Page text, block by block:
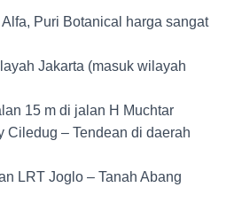
Puri Botanical harga sangat
Jakarta (masuk wilayah
15 m di jalan H Muchtar
Ciledug – Tendean di daerah
LRT Joglo – Tanah Abang